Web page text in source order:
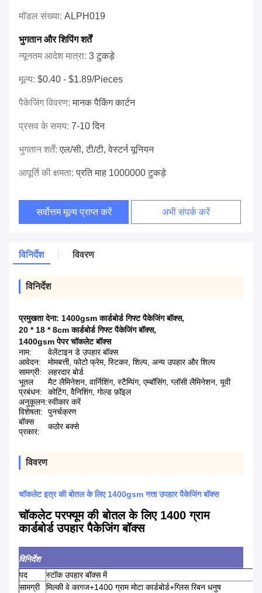
मॉडल संख्या: ALPH019
भुगतान और शिपिंग शर्तें
न्यूनतम आदेश मात्रा: 3 टुकड़े
मूल्य: $0.40 - $1.89/pieces
पैकेजिंग विवरण:मानक पैकिंग कार्टन
प्रसव के समय: 7-10 दिन
भुगतान शर्तें:एल/सी, टी/टी, वेस्टर्न यूनियन
आपूर्ति की क्षमता:प्रति माह 1000000 टुकड़े
सर्वोत्तम मूल्य प्राप्त करें अभी संपर्क करें
विनिर्देश विवरण
विनिर्देश
प्रमुखता देना: 1400gsm कार्डबोर्ड गिफ्ट पैकेजिंग बॉक्स,
20 * 18 * 8cm कार्डबोर्ड गिफ्ट पैकेजिंग बॉक्स,
1400gsm पेपर चॉकलेट बॉक्स
नाम:
वेलेंटाइन डे उपहार बॉक्स
आवेदन:
मोमबत्ती, फोटो फ्रेम, स्टिकर, शिल्प, अन्य उपहार और शिल्प
सामग्री:
लहरदार बोर्ड
भूतल
प्रबंधन:
मैट लैमिनेशन, वार्निशिंग, स्टैम्पिंग, एम्बॉसिंग, ग्लॉसी लैमिनेशन, यूवी
कोटिंग, वैनिशिंग, गोल्ड फ़ॉइल
अनुकूलन:स्वीकार करें
विशेषता:
पुनर्चक्रण
बॉक्स
प्रकार:
कठोर बक्से
विवरण
चॉकलेट इत्र की बोतल के लिए 1400gsm गत्ता उपहार पैकेजिंग बॉक्स
चॉकलेट परफ्यूम की बोतल के लिए 1400 ग्राम
कार्डबोर्ड उपहार पैकेजिंग बॉक्स
विनिर्देश
पद
स्टॉक उपहार बॉक्स में
सामग्री
मिल्की वे कागज+1400 ग्राम मोटा कार्डबोर्ड+ग्लिस रिबन धनुष